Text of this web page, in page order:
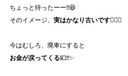
ちょっと待ったーー‼️😆
そのイメージ、 実はかなり古いです☝🏻✨
今はむしろ、廃車にすると
お金が戻ってくる💴‼️✨